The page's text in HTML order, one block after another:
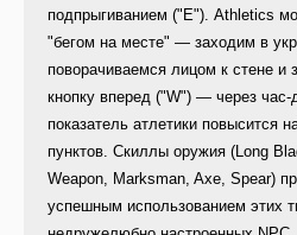
подпрыгиванием ("Е"). Athletics
"бегом на месте" — заходим в
поворачиваемся лицом к стене
кнопку вперед ("W") — через час-
показатель атлетики повысится
пунктов. Скиллы оружия (Long
Weapon, Marksman, Axe, Spear)
успешным использованием этих